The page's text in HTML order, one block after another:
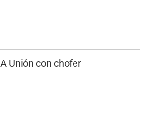
A Unión con chofer